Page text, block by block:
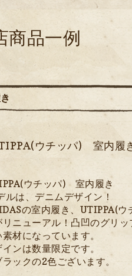
品一例
ウチッパ) 室内履
ウチッパ) 室内履き
ルは、デニムデザイン！
の室内履き、UTIPPA(ウ
リニューアル！凸凹のグリッ
材になっています。
ンは数量限定です。
ックの2色ございます。